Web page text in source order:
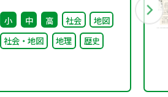
（第10回） 配付資料
小 中 高 社会
地図
社会・地図
地理 歴史